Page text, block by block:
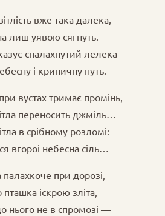
вже така далека,
лиш уявою сягнуть.
спалахнутий лелека
і криничну путь.
вустах тримає промінь,
переносить джміль…
в срібному розломі:
вгороі небесна сіль…
при дорозі,
пташка іскрою зліта,
нього не в спромозі —